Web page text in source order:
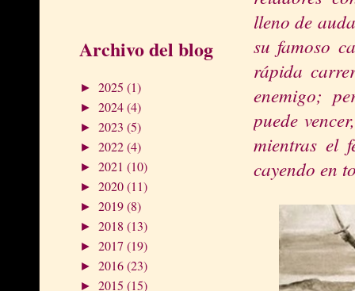
Archivo del blog
► 2025 (1)
► 2024(4)
► 2023 (5)
► 2022(4)
► 2021 (10)
► 2020(11)
► 2019(8)
► 2018 (13)
► 2017 (19)
► 2016(23)
► 2015 (15)
lleno de
su famoso
rápida
enemigo;
puede
mientras el
cayendo en